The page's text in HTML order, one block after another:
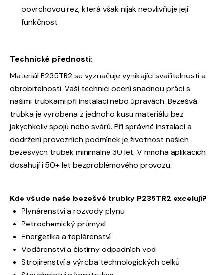
povrchovou rez, která však nijak neovlivňuje její
funkčnost
Technické přednosti:
Materiál P235TR2 se vyznačuje vynikající svařitelností a
obrobitelností. Vaši technici ocení snadnou práci s
našimi trubkami při instalaci nebo úpravách. Bezešvá
trubka je vyrobena z jednoho kusu materiálu bez
jakýchkoliv spojů nebo svárů. Při správné instalaci a
dodržení provozních podmínek je životnost našich
bezešvých trubek minimálně 30 let. V mnoha aplikacích
dosahují i 50+ let bezproblémového provozu.
Kde všude naše bezešvé trubky P235TR2 excelují?
Plynárenství a rozvody plynu
Petrochemický průmysl
Energetika a teplárenství
Vodárenství a čistírny odpadních vod
Strojírenství a výroba technologických celků